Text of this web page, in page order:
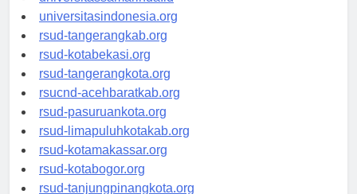
universitassamarinda.id
universitasindonesia.org
rsud-tangerangkab.org
rsud-kotabekasi.org
rsud-tangerangkota.org
rsucnd-acehbaratkab.org
rsud-pasuruankota.org
rsud-limapuluhkotakab.org
rsud-kotamakassar.org
rsud-kotabogor.org